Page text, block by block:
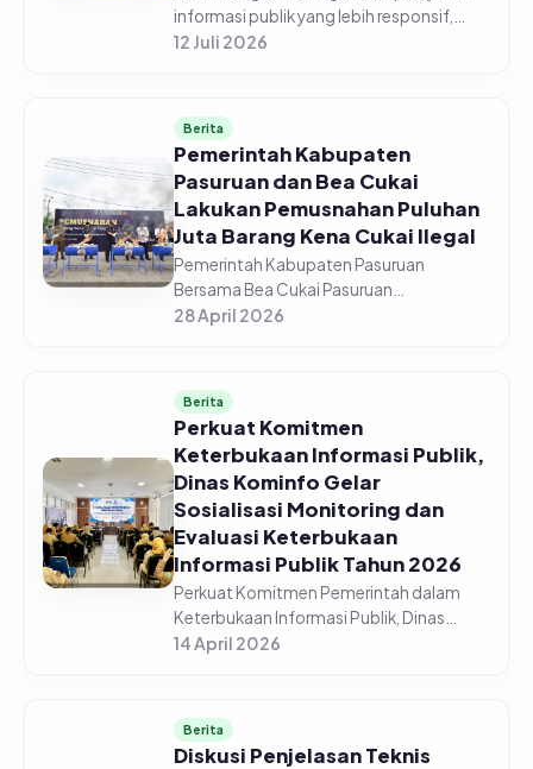
informasi publik yang lebih responsif,
Pemerintah Kabupaten Pasuruan melalui
12 Juli 2026
Berita
Pemerintah Kabupaten
Pasuruan dan Bea Cukai
Lakukan Pemusnahan Puluhan
Juta Barang Kena Cukai Ilegal
Pemerintah Kabupaten Pasuruan
Bersama Bea Cukai Pasuruan
melaksanakan pemusnahan jutaan
27/04/2026. Pemusn...
28 April 2026
Berita
Perkuat Komitmen
Keterbukaan Informasi Publik,
Dinas Kominfo Gelar
Sosialisasi Monitoring dan
Evaluasi Keterbukaan
Informasi Publik Tahun 2026
Perkuat Komitmen Pemerintah dalam
Keterbukaan Informasi Publik, Dinas
Komunikasi dan Informatika Kabupaten
14 April 2026
Berita
Diskusi Penjelasan Teknis